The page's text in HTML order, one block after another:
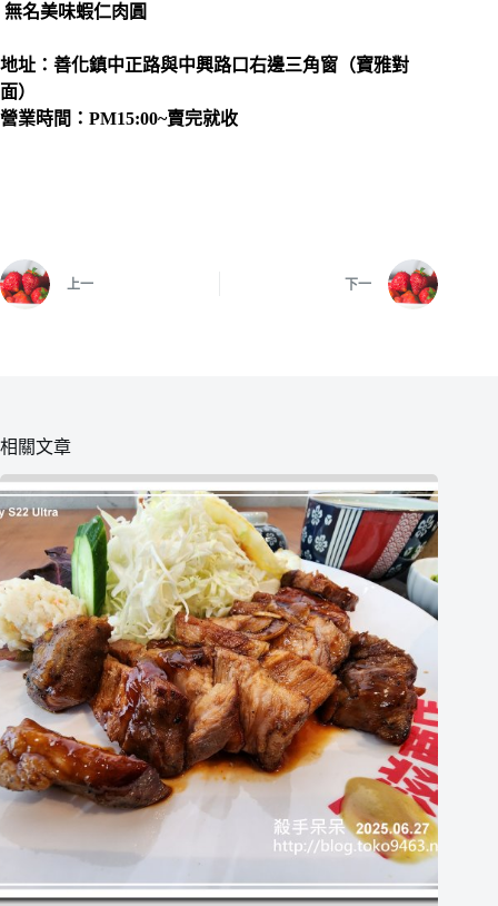
無名美味蝦仁肉圓
地址：善化鎮中正路與中興路口右邊三角窗（寶雅對
面）
營業時間：PM15:00~賣完就收
上一 下一
相關文章